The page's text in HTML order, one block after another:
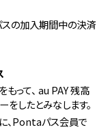
したとみなします。